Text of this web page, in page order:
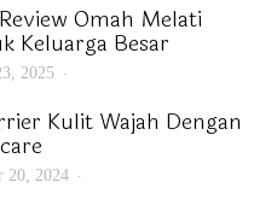
Omah Melati
Keluarga Besar
2025
Kulit Wajah Dengan
20, 2024